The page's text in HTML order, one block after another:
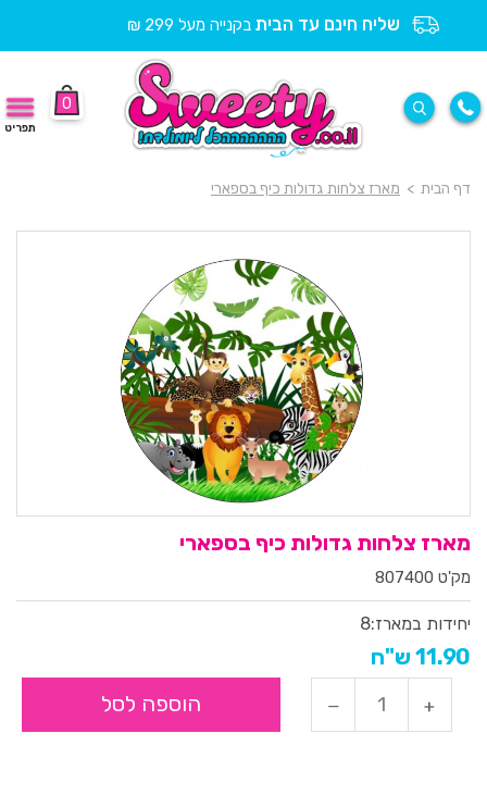
שליח חינם עד הבית בקנייה מעל 299 ₪
0
תפריט
דף הבית > מארז צלחות גדולות כיף בספארי
מארז צלחות גדולות כיף בספארי
מק'ט 807400
יחידות במארז:8
11.90 ש"ח
הוספה לסל